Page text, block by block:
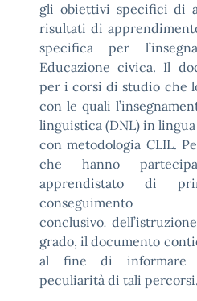
gli obiettivi specifici di
risultati di
specifica per
Educazione civica. Il
per i corsi di studio che
con le quali
linguistica (DNL) in
con metodologia CLIL.
che hanno
apprendistato di
conclusivo.
grado, il documento
al fine di informare
peculiarità di tali percorsi.